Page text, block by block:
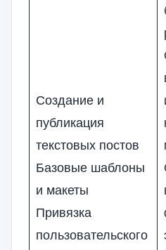
Создание и
публикация
текстовых постов
Базовые шаблоны
и макеты
Привязка
пользовательского